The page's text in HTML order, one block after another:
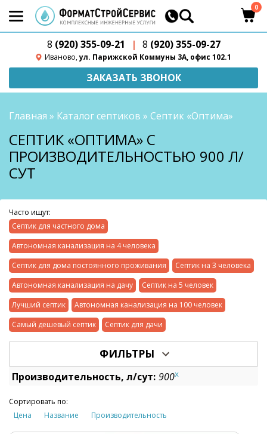
8 (920) 355-09-21 | 8 (920) 355-09-27
Иваново,ул. Парижской Коммуны 3А, офис 102.1
0
ЗАКАЗАТЬ ЗВОНОК
Главная » Каталог септиков » Септик «Оптима»
СЕПТИК «ОПТИМА» С
ПРОИЗВОДИТЕЛЬНОСТЬЮ 900 Л/
СУТ
Часто ищут:
Септик для частного дома
Автономная канализация на 4 человека
Септик для дома постоянного проживания
Септик на 3 человека
Автономная канализация на дачу
Септик на 5 человек
Лучший септик
Автономная канализация на 100 человек
Самый дешевый септик
Септик для дачи
ФИЛЬТРЫ
Производительность, л/сут: 900x
Сортировать по:
Цена
Название Производительность